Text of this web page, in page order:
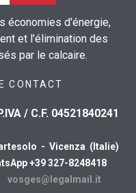
économies d'énergie,
et l'élimination des
par le calcaire.
CONTACT
/ C.F. 04521840241
- Vicenza (Italie)
+39 327-8248418
vosges@legalmail.it